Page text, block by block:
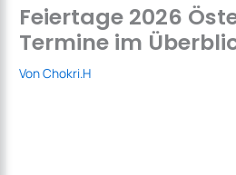
Feiertage 2026
Termine im
VonChokri.H